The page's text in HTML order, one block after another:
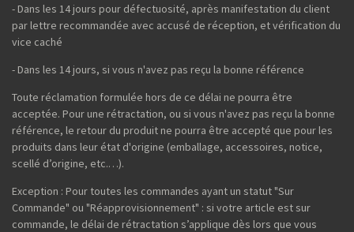
- Dans les 14 jours pour défectuosité, après manifestation du client
par lettre recommandée avec accusé de réception, et vérification du
vice caché
- Dans les 14 jours, si vous n'avez pas reçu la bonne référence
Toute réclamation formulée hors de ce délai ne pourra être
acceptée. Pour une rétractation, ou si vous n'avez pas reçu la bonne
référence, le retour du produit ne pourra être accepté que pour les
produits dans leur état d'origine (emballage, accessoires, notice,
scellé d’origine, etc.…).
Exception : Pour toutes les commandes ayant un statut "Sur
Commande" ou "Réapprovisionnement" : si votre article est sur
commande, le délai de rétractation s’applique dès lors que vous